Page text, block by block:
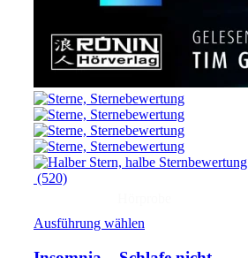
(520)
Ausführung wählen